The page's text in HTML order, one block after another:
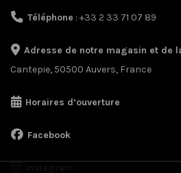
Téléphone : +33 2 33 71 07 89
Adresse de notre magasin et de
Cantepie, 50500 Auvers, France
Horaires d’ouverture
Facebook